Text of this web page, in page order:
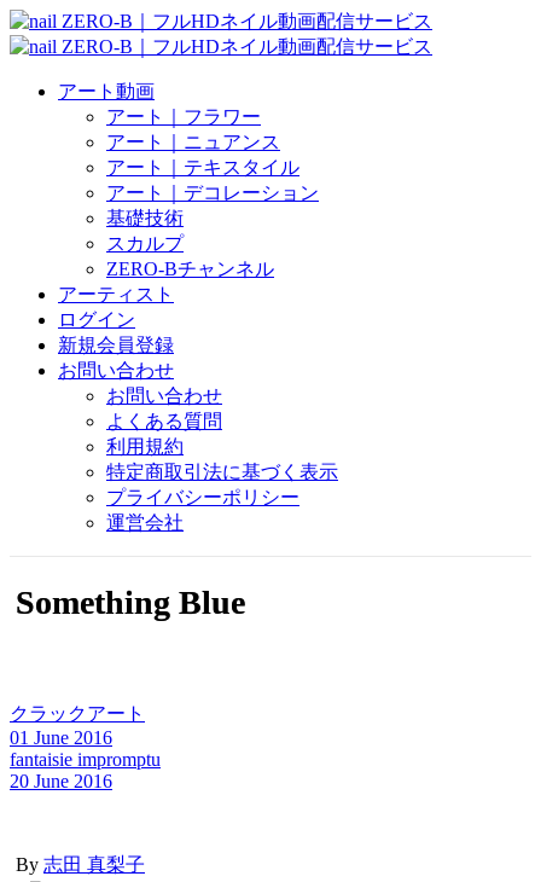
アート動画
アート｜フラワー
アート｜ニュアンス
アート｜テキスタイル
アート｜デコレーション
基礎技術
スカルプ
ZERO-Bチャンネル
アーティスト
ログイン
新規会員登録
お問い合わせ
お問い合わせ
よくある質問
利用規約
特定商取引法に基づく表示
プライバシーポリシー
運営会社
Something Blue
クラックアート
01 June 2016
fantaisie impromptu
20 June 2016
By 志田 真梨子